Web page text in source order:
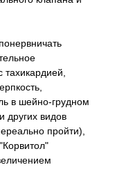
в шейно-грудном
других видов
пройти),